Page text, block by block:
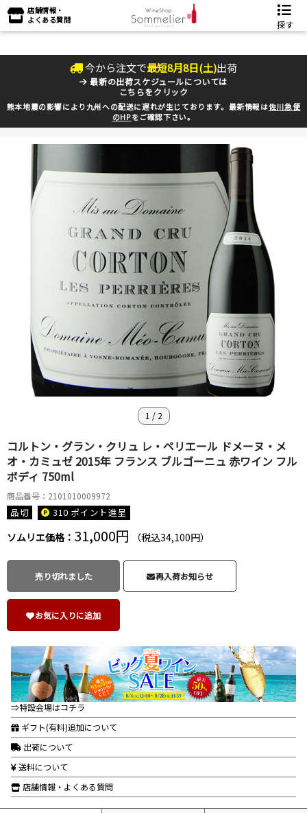
店舗情報・
よくある質問
探す
今から注文で最短8月8日(土)出荷
最新の出荷スケジュールについては
こちらをクリック
熊本地震の影響により九州への配送に遅れが生じております。最新情報は佐川急便
のHPをご確認下さい。
1 / 2
コルトン・グラン・クリュ レ・ペリエール ドメーヌ・メ
オ・カミュゼ 2015年 フランス ブルゴーニュ 赤ワイン フル
ボディ 750ml
商品番号：2101010009972
品切 310 ポイント進呈
ソムリエ価格： 31,000円 （税込34,100円）
売り切れました 再入荷お知らせ
お気に入りに追加
⇒特設会場はコチラ
ギフト(有料)追加について
出荷について
送料について
店舗情報・よくある質問